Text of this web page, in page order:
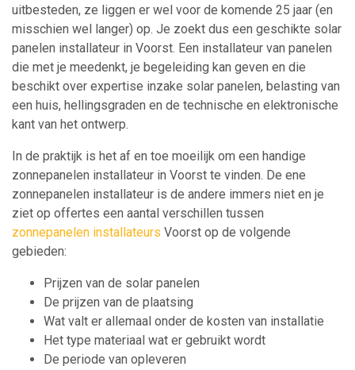
uitbesteden, ze liggen er wel voor de komende 25 jaar (en
misschien wel langer) op. Je zoekt dus een geschikte solar
panelen installateur in Voorst. Een installateur van panelen
die met je meedenkt, je begeleiding kan geven en die
beschikt over expertise inzake solar panelen, belasting van
een huis, hellingsgraden en de technische en elektronische
kant van het ontwerp.
In de praktijk is het af en toe moeilijk om een handige
zonnepanelen installateur in Voorst te vinden. De ene
zonnepanelen installateur is de andere immers niet en je
ziet op offertes een aantal verschillen tussen
zonnepanelen installateurs Voorst op de volgende
gebieden:
Prijzen van de solar panelen
De prijzen van de plaatsing
Wat valt er allemaal onder de kosten van installatie
Het type materiaal wat er gebruikt wordt
De periode van opleveren